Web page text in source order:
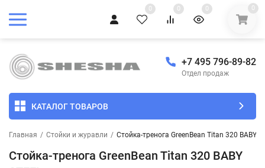
0 0 0 0
+7 495 796-89-82
Отдел продаж
КАТАЛОГ ТОВАРОВ
Главная / Стойки и журавли / Стойка-тренога GreenBean Titan 320 BABY
Стойка-тренога GreenBean Titan 320 BABY